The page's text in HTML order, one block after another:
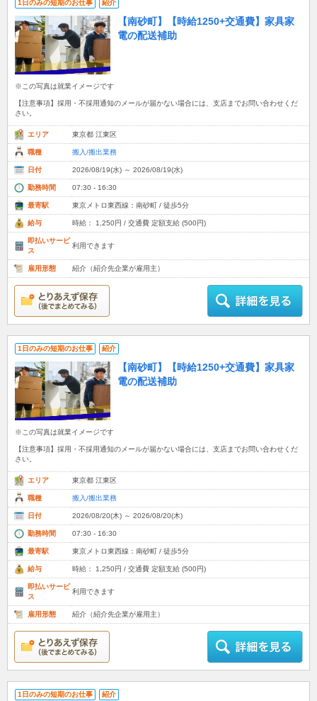
1日のみの短期のお仕事 紹介
【南砂町】【時給1250+交通費】家具家
電の配送補助
※この写真は就業イメージです
【注意事項】採用・不採用通知のメールが届かない場合には、支店までお問い合わせくだ
さい。
エリア 東京都 江東区
職種 搬入/搬出業務
日付 2026/08/19(水) ～ 2026/08/19(水)
勤務時間 07:30 - 16:30
最寄駅 東京メトロ東西線：南砂町 / 徒歩5分
給与 時給： 1,250円 / 交通費 定額支給 (500円)
即払いサービ
ス
利用できます
雇用形態 紹介（紹介先企業が雇用主）
1日のみの短期のお仕事 紹介
【南砂町】【時給1250+交通費】家具家
電の配送補助
※この写真は就業イメージです
【注意事項】採用・不採用通知のメールが届かない場合には、支店までお問い合わせくだ
さい。
エリア 東京都 江東区
職種 搬入/搬出業務
日付 2026/08/20(木) ～ 2026/08/20(木)
勤務時間 07:30 - 16:30
最寄駅 東京メトロ東西線：南砂町 / 徒歩5分
給与 時給： 1,250円 / 交通費 定額支給 (500円)
即払いサービ
ス
利用できます
雇用形態 紹介（紹介先企業が雇用主）
1日のみの短期のお仕事 紹介